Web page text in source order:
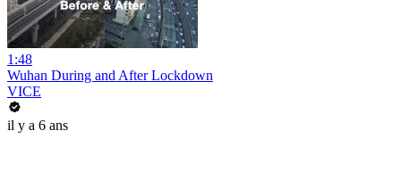
1:48
Wuhan During and After Lockdown
VICE
il y a 6 ans